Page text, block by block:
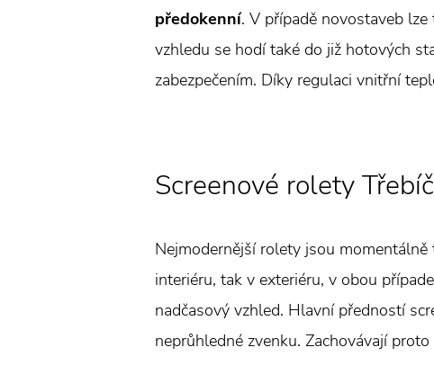
předokenní. V případě novostaveb
vzhledu se hodí také do již hotových
zabezpečením. Díky regulaci vnitřní
Screenové rolety Třebíč
Nejmodernější rolety jsou momentálně
interiéru, tak v exteriéru, v obou
nadčasový vzhled. Hlavní předností
neprůhledné zvenku. Zachovávají